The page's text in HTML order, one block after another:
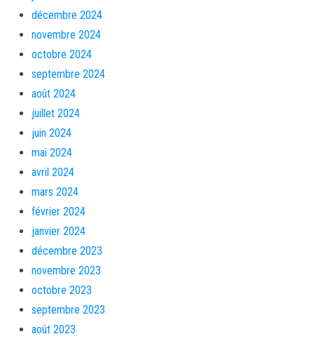
décembre 2024
novembre 2024
octobre 2024
septembre 2024
août 2024
juillet 2024
juin 2024
mai 2024
avril 2024
mars 2024
février 2024
janvier 2024
décembre 2023
novembre 2023
octobre 2023
septembre 2023
août 2023